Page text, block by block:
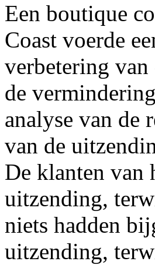
Een boutique
Coast voerde
verbetering
de
analyse van de
van de
De klanten van
uitzending,
niets hadden
uitzending,